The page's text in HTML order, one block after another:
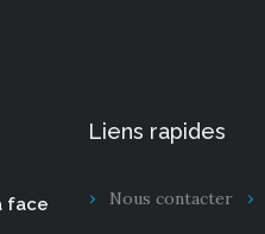
face
Liens rapides
Nous contacter